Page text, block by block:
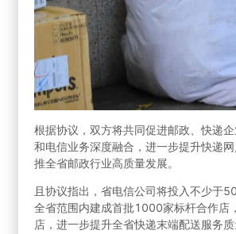
根据协议，双方将共同促进邮政、快递
和电信业务深度融合，进一步提升快递
推全省邮政行业高质量发展。
且协议指出，省电信公司将投入不少于
全省范围内建成首批1000家标杆合作店
店，进一步提升全省快递末端配送服务质